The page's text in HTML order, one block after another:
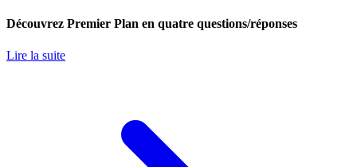
Découvrez Premier Plan en quatre questions/réponses
Lire la suite